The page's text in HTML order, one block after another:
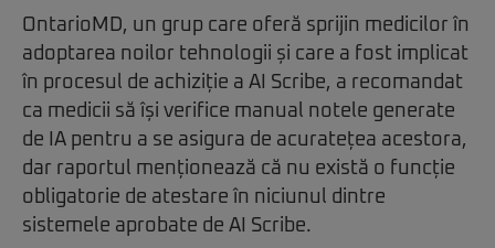
OntarioMD, un grup care oferă sprijin medicilor în
adoptarea noilor tehnologii și care a fost implicat
în procesul de achiziție a AI Scribe, a recomandat
ca medicii să își verifice manual notele generate
de IA pentru a se asigura de acuratețea acestora,
dar raportul menționează că nu există o funcție
obligatorie de atestare în niciunul dintre
sistemele aprobate de AI Scribe.